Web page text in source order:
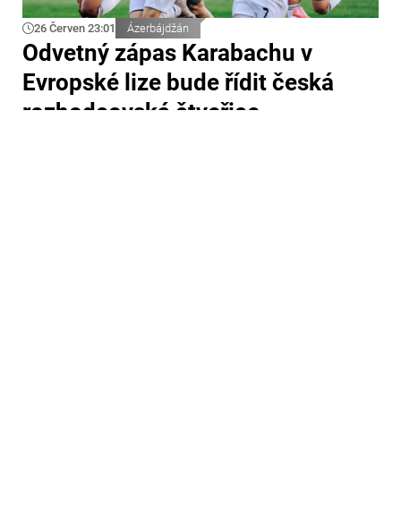
26 Červen 23:01 Ázerbájdžán
Odvetný zápas Karabachu v
Evropské lize bude řídit česká
rozhodcovská čtveřice